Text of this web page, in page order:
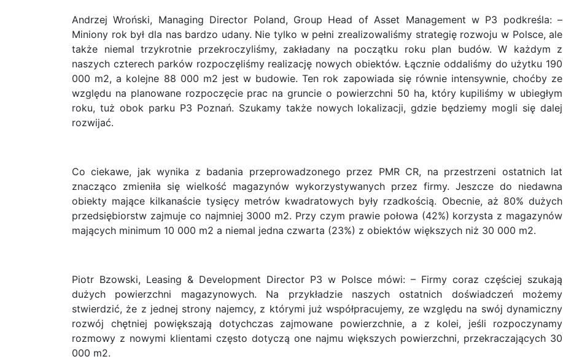
Andrzej Wroński, Managing Director Poland, Group Head of Asset Management w P3 podkreśla: –
Miniony rok był dla nas bardzo udany. Nie tylko w pełni zrealizowaliśmy strategię rozwoju w Polsce, ale
także niemal trzykrotnie przekroczyliśmy, zakładany na początku roku plan budów. W każdym z
naszych czterech parków rozpoczęliśmy realizację nowych obiektów. Łącznie oddaliśmy do użytku 190
000 m2, a kolejne 88 000 m2 jest w budowie. Ten rok zapowiada się równie intensywnie, choćby ze
względu na planowane rozpoczęcie prac na gruncie o powierzchni 50 ha, który kupiliśmy w ubiegłym
roku, tuż obok parku P3 Poznań. Szukamy także nowych lokalizacji, gdzie będziemy mogli się dalej
rozwijać.
Co ciekawe, jak wynika z badania przeprowadzonego przez PMR CR, na przestrzeni ostatnich lat
znacząco zmieniła się wielkość magazynów wykorzystywanych przez firmy. Jeszcze do niedawna
obiekty mające kilkanaście tysięcy metrów kwadratowych były rzadkością. Obecnie, aż 80% dużych
przedsiębiorstw zajmuje co najmniej 3000 m2. Przy czym prawie połowa (42%) korzysta z magazynów
mających minimum 10 000 m2 a niemal jedna czwarta (23%) z obiektów większych niż 30 000 m2.
Piotr Bzowski, Leasing & Development Director P3 w Polsce mówi: – Firmy coraz częściej szukają
dużych powierzchni magazynowych. Na przykładzie naszych ostatnich doświadczeń możemy
stwierdzić, że z jednej strony najemcy, z którymi już współpracujemy, ze względu na swój dynamiczny
rozwój chętniej powiększają dotychczas zajmowane powierzchnie, a z kolei, jeśli rozpoczynamy
rozmowy z nowymi klientami często dotyczą one najmu większych powierzchni, przekraczających 30
000 m2.